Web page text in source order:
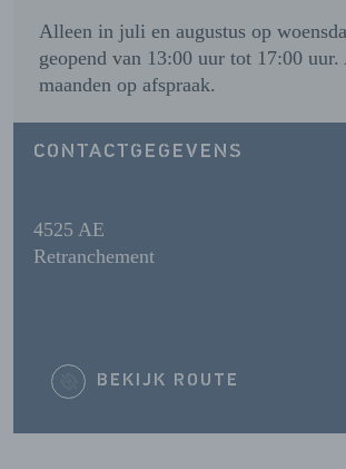
Alleen in juli en augustus op
geopend van 13:00 uur tot 17:00 uur.
maanden op afspraak.
CONTACTGEGEVENS
4525 AE
Retranchement
BEKIJK ROUTE